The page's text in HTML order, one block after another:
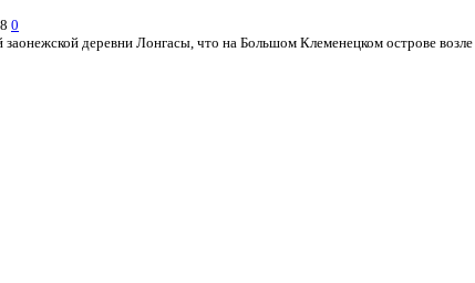
0
деревни Лонгасы, что на Большом Клеменецком острове